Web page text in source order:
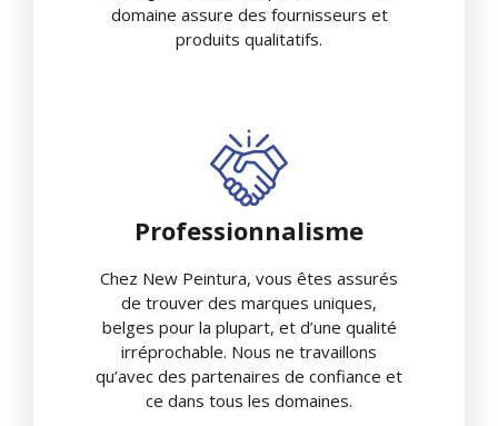
domaine assure des fournisseurs et
produits qualitatifs.
Professionnalisme
Chez New Peintura, vous êtes assurés
de trouver des marques uniques,
belges pour la plupart, et d’une qualité
irréprochable. Nous ne travaillons
qu’avec des partenaires de confiance et
ce dans tous les domaines.